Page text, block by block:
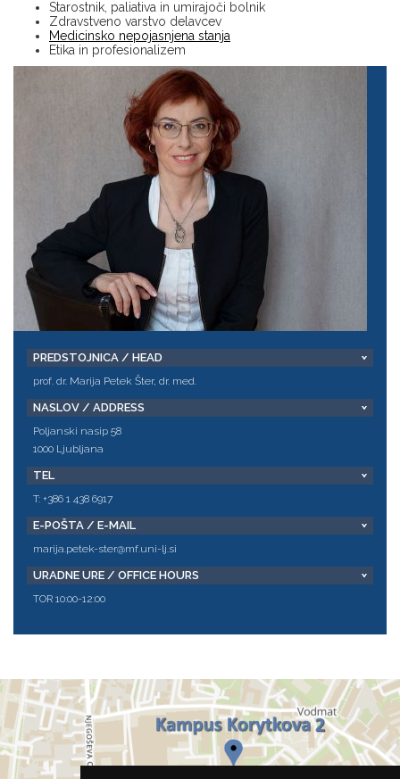
Starostnik, paliativa in umirajoči bolnik
Zdravstveno varstvo delavcev
Medicinsko nepojasnjena stanja
Etika in profesionalizem
PREDSTOJNICA / HEAD
prof. dr. Marija Petek Šter, dr. med.
NASLOV / ADDRESS
Poljanski nasip 58
1000 Ljubljana
TEL
T: +386 1 438 6917
E-POŠTA / E-MAIL
marija.petek-ster@mf.uni-lj.si
URADNE URE / OFFICE HOURS
TOR 10:00-12:00